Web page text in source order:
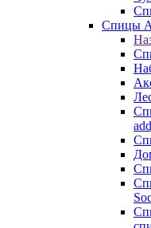
Спицы